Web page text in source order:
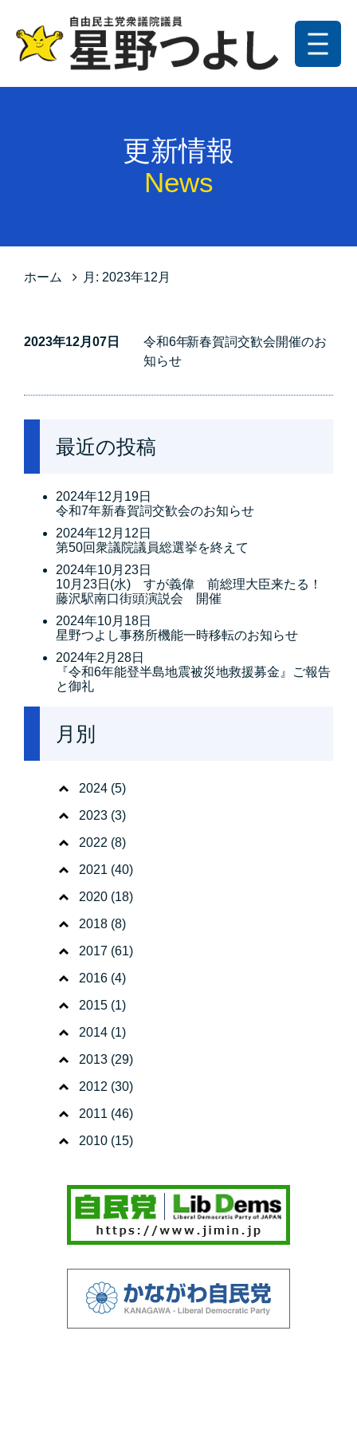
メニュー
トップ
プロフィール
星野の政策
お問い合わせ
サイトマップ
更新情報
News
ホーム 月: 2023年12月
2023年12月07日
令和6年 新春賀詞交歓会開催のお
知らせ
最近の投稿
2024年12月19日
令和7年新春賀詞交歓会のお知らせ
2024年12月12日
第50回衆議院議員総選挙を終えて
2024年10月23日
10月23日(水) すが義偉 前総理大臣来たる！
藤沢駅南口街頭演説会 開催
2024年10月18日
星野つよし事務所機能一時移転のお知らせ
2024年2月28日
『令和6年能登半島地震被災地救援募金』ご報告
と御礼
月別
2024 (5)
2023 (3)
2022 (8)
2021 (40)
2020 (18)
2018 (8)
2017 (61)
2016 (4)
2015 (1)
2014 (1)
2013 (29)
2012 (30)
2011 (46)
2010 (15)